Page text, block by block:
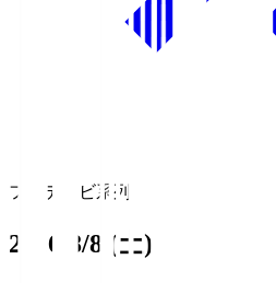
フジテレビ系列
2026/8/8 (土)